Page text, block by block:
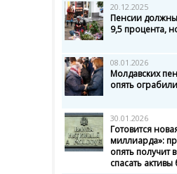
20.12.2025
Пенсии
9,5 процента,
08.01.2026
Молдавских
опять ограбили
30.01.2026
Готовится
миллиарда»:
опять получит
спасать активы